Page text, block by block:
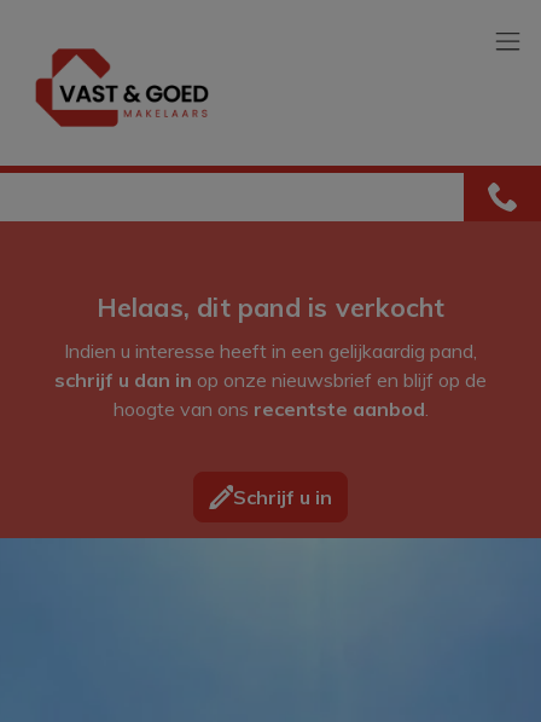
Helaas, dit pand is verkocht
Indien u interesse heeft in een gelijkaardig pand,
schrijf u dan in op onze nieuwsbrief en blijf op de
hoogte van ons recentste aanbod.
Schrijf u in